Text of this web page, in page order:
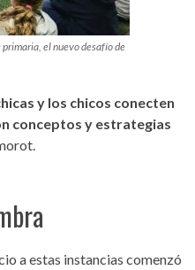
el nuevo desafío de
y los chicos conecten
conceptos y estrategias
a estas instancias comenzó